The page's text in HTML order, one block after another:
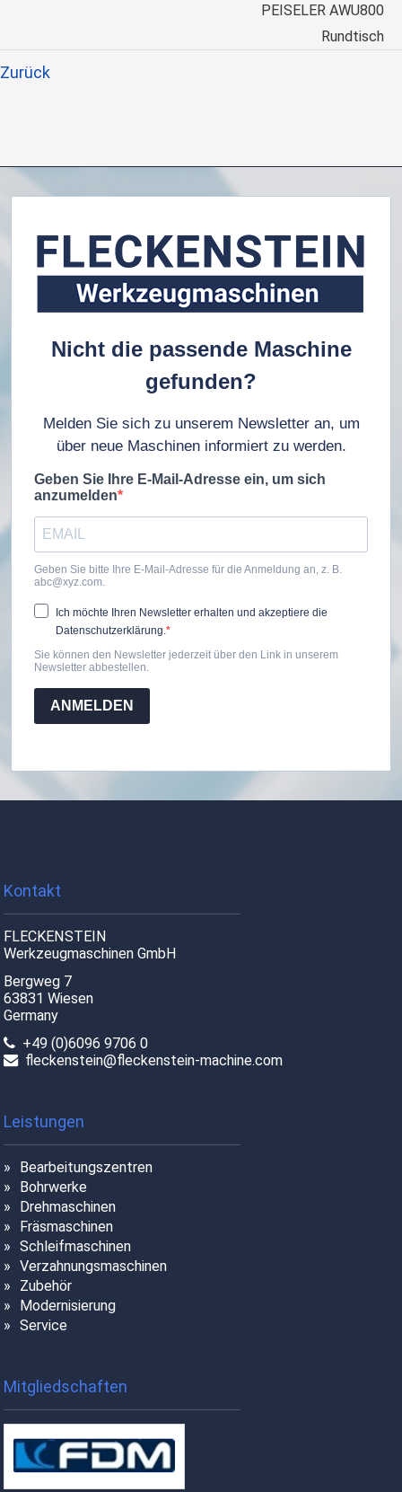
PEISELER AWU800
Rundtisch
Zurück
Nicht die passende Maschine
gefunden?
Melden Sie sich zu unserem Newsletter an, um
über neue Maschinen informiert zu werden.
Geben Sie Ihre E-Mail-Adresse ein, um sich
anzumelden
Geben Sie bitte Ihre E-Mail-Adresse für die Anmeldung an, z. B.
abc@xyz.com.
Ich möchte Ihren Newsletter erhalten und akzeptiere die
Datenschutzerklärung.
Sie können den Newsletter jederzeit über den Link in unserem
Newsletter abbestellen.
ANMELDEN
Kontakt
FLECKENSTEIN
Werkzeugmaschinen GmbH
Bergweg 7
63831 Wiesen
Germany
+49 (0)6096 9706 0
fleckenstein@fleckenstein-machine.com
Leistungen
Bearbeitungszentren
Bohrwerke
Drehmaschinen
Fräsmaschinen
Schleifmaschinen
Verzahnungsmaschinen
Zubehör
Modernisierung
Service
Mitgliedschaften